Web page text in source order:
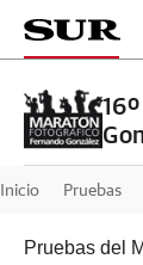
Inicio Pruebas
Pruebas del